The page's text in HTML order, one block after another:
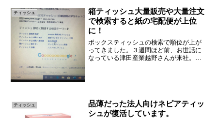
ティッシュ
箱ティッシュ大量販売や大量注文
で検索すると紙の宅配便が上位
に！
ボックスティッシュの検索で順位が上が
ってきました。３週間ほど前、お世話に
なっている津田産業越野さんが来社。
ティッシュ
品薄だった法人向けネピアティッ
シュが復活しています。